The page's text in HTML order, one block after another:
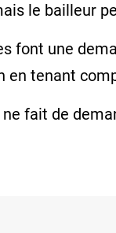
le bailleur
font une
en tenant
fait de